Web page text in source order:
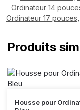
Ordinateur 14
Ordinateur 17 pouces
Produits
Housse pour